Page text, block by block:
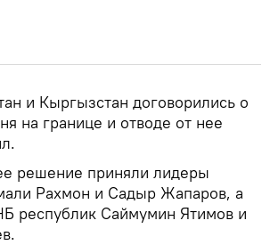
и Кыргызстан договорились о
на границе и отводе от нее
решение приняли лидеры
Рахмон и Садыр Жапаров, а
республик Саймумин Ятимов и